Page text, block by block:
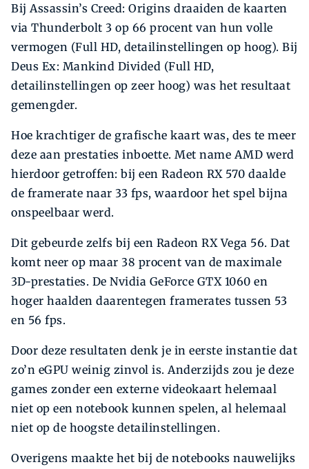
Bij Assassin’s Creed: Origins draaiden de kaarten
via Thunderbolt 3 op 66 procent van hun volle
vermogen (Full HD, detailinstellingen op hoog). Bij
Deus Ex: Mankind Divided (Full HD,
detailinstellingen op zeer hoog) was het resultaat
gemengder.
Hoe krachtiger de grafische kaart was, des te meer
deze aan prestaties inboette. Met name AMD werd
hierdoor getroffen: bij een Radeon RX 570 daalde
de framerate naar 33 fps, waardoor het spel bijna
onspeelbaar werd.
Dit gebeurde zelfs bij een Radeon RX Vega 56. Dat
komt neer op maar 38 procent van de maximale
3D-prestaties. De Nvidia GeForce GTX 1060 en
hoger haalden daarentegen framerates tussen 53
en 56 fps.
Door deze resultaten denk je in eerste instantie dat
zo’n eGPU weinig zinvol is. Anderzijds zou je deze
games zonder een externe videokaart helemaal
niet op een notebook kunnen spelen, al helemaal
niet op de hoogste detailinstellingen.
Overigens maakte het bij de notebooks nauwelijks